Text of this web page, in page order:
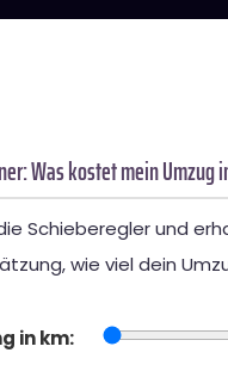
Was kostet mein Umzug
Schieberegler und
wie viel dein
in km: